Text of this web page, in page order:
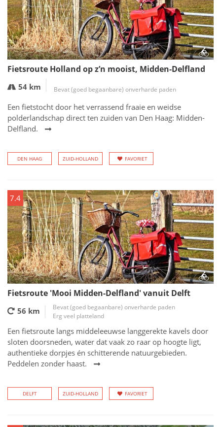
Fietsroute Holland op z’n mooist, Midden-Delfland
54 km Bevat (goed begaanbare) onverharde paden
Een fietstocht door het verrassend fraaie en weidse
polderlandschap direct ten zuiden van Den Haag: Midden-
Delfland.
DEN HAAG ZUID-HOLLAND FAVORIET
7.4
Fietsroute 'Mooi Midden-Delfland' vanuit Delft
56 km
Bevat (goed begaanbare) onverharde paden
Erg veel platteland
Een fietsroute langs middeleeuwse langgerekte kavels door
sloten doorsneden, water dat vaak zo raar op hoogte ligt,
authentieke dorpjes én schitterende natuurgebieden.
Peddelen zonder haast.
DELFT ZUID-HOLLAND FAVORIET